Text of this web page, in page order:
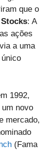
que o
: A
ações
a uma
1992,
novo
mercado,
(Fama